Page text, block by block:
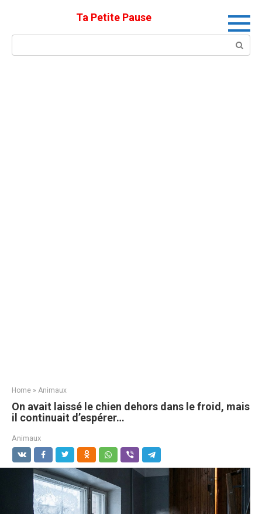
Ta Petite Pause
Search:
Home » Animaux
On avait laissé le chien dehors dans le froid, mais
il continuait d’espérer…
Animaux